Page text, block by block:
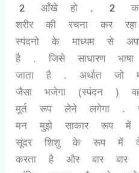
2
आँखे हो , 2
शरीर की रचना कर
स्पंदनो के माध्यम से
है . जिसे साधारण
जाता है . अर्थात जो
जैसा भजेगा (स्पंदन )
मूर्त रूप लेने लगेगा .
मन मुझे साकार रूप में
सूंदर शिशु के रूप में
करता है और बार बार